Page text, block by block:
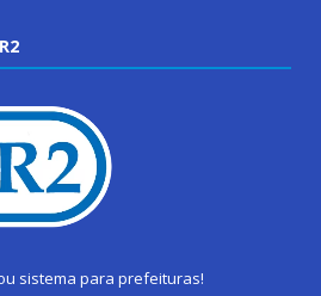
sistema para prefeituras!